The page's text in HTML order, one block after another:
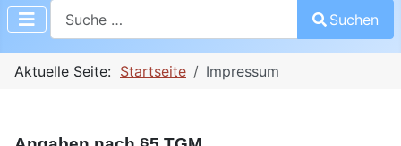
Suchen
Aktuelle Seite: Startseite Impressum